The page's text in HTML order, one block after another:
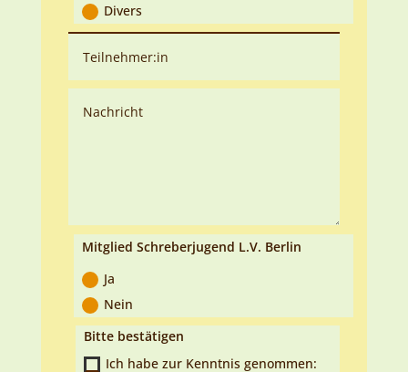
Divers
Mitglied Schreberjugend L.V. Berlin
Ja
Nein
Bitte bestätigen
Ich habe zur Kenntnis genommen: